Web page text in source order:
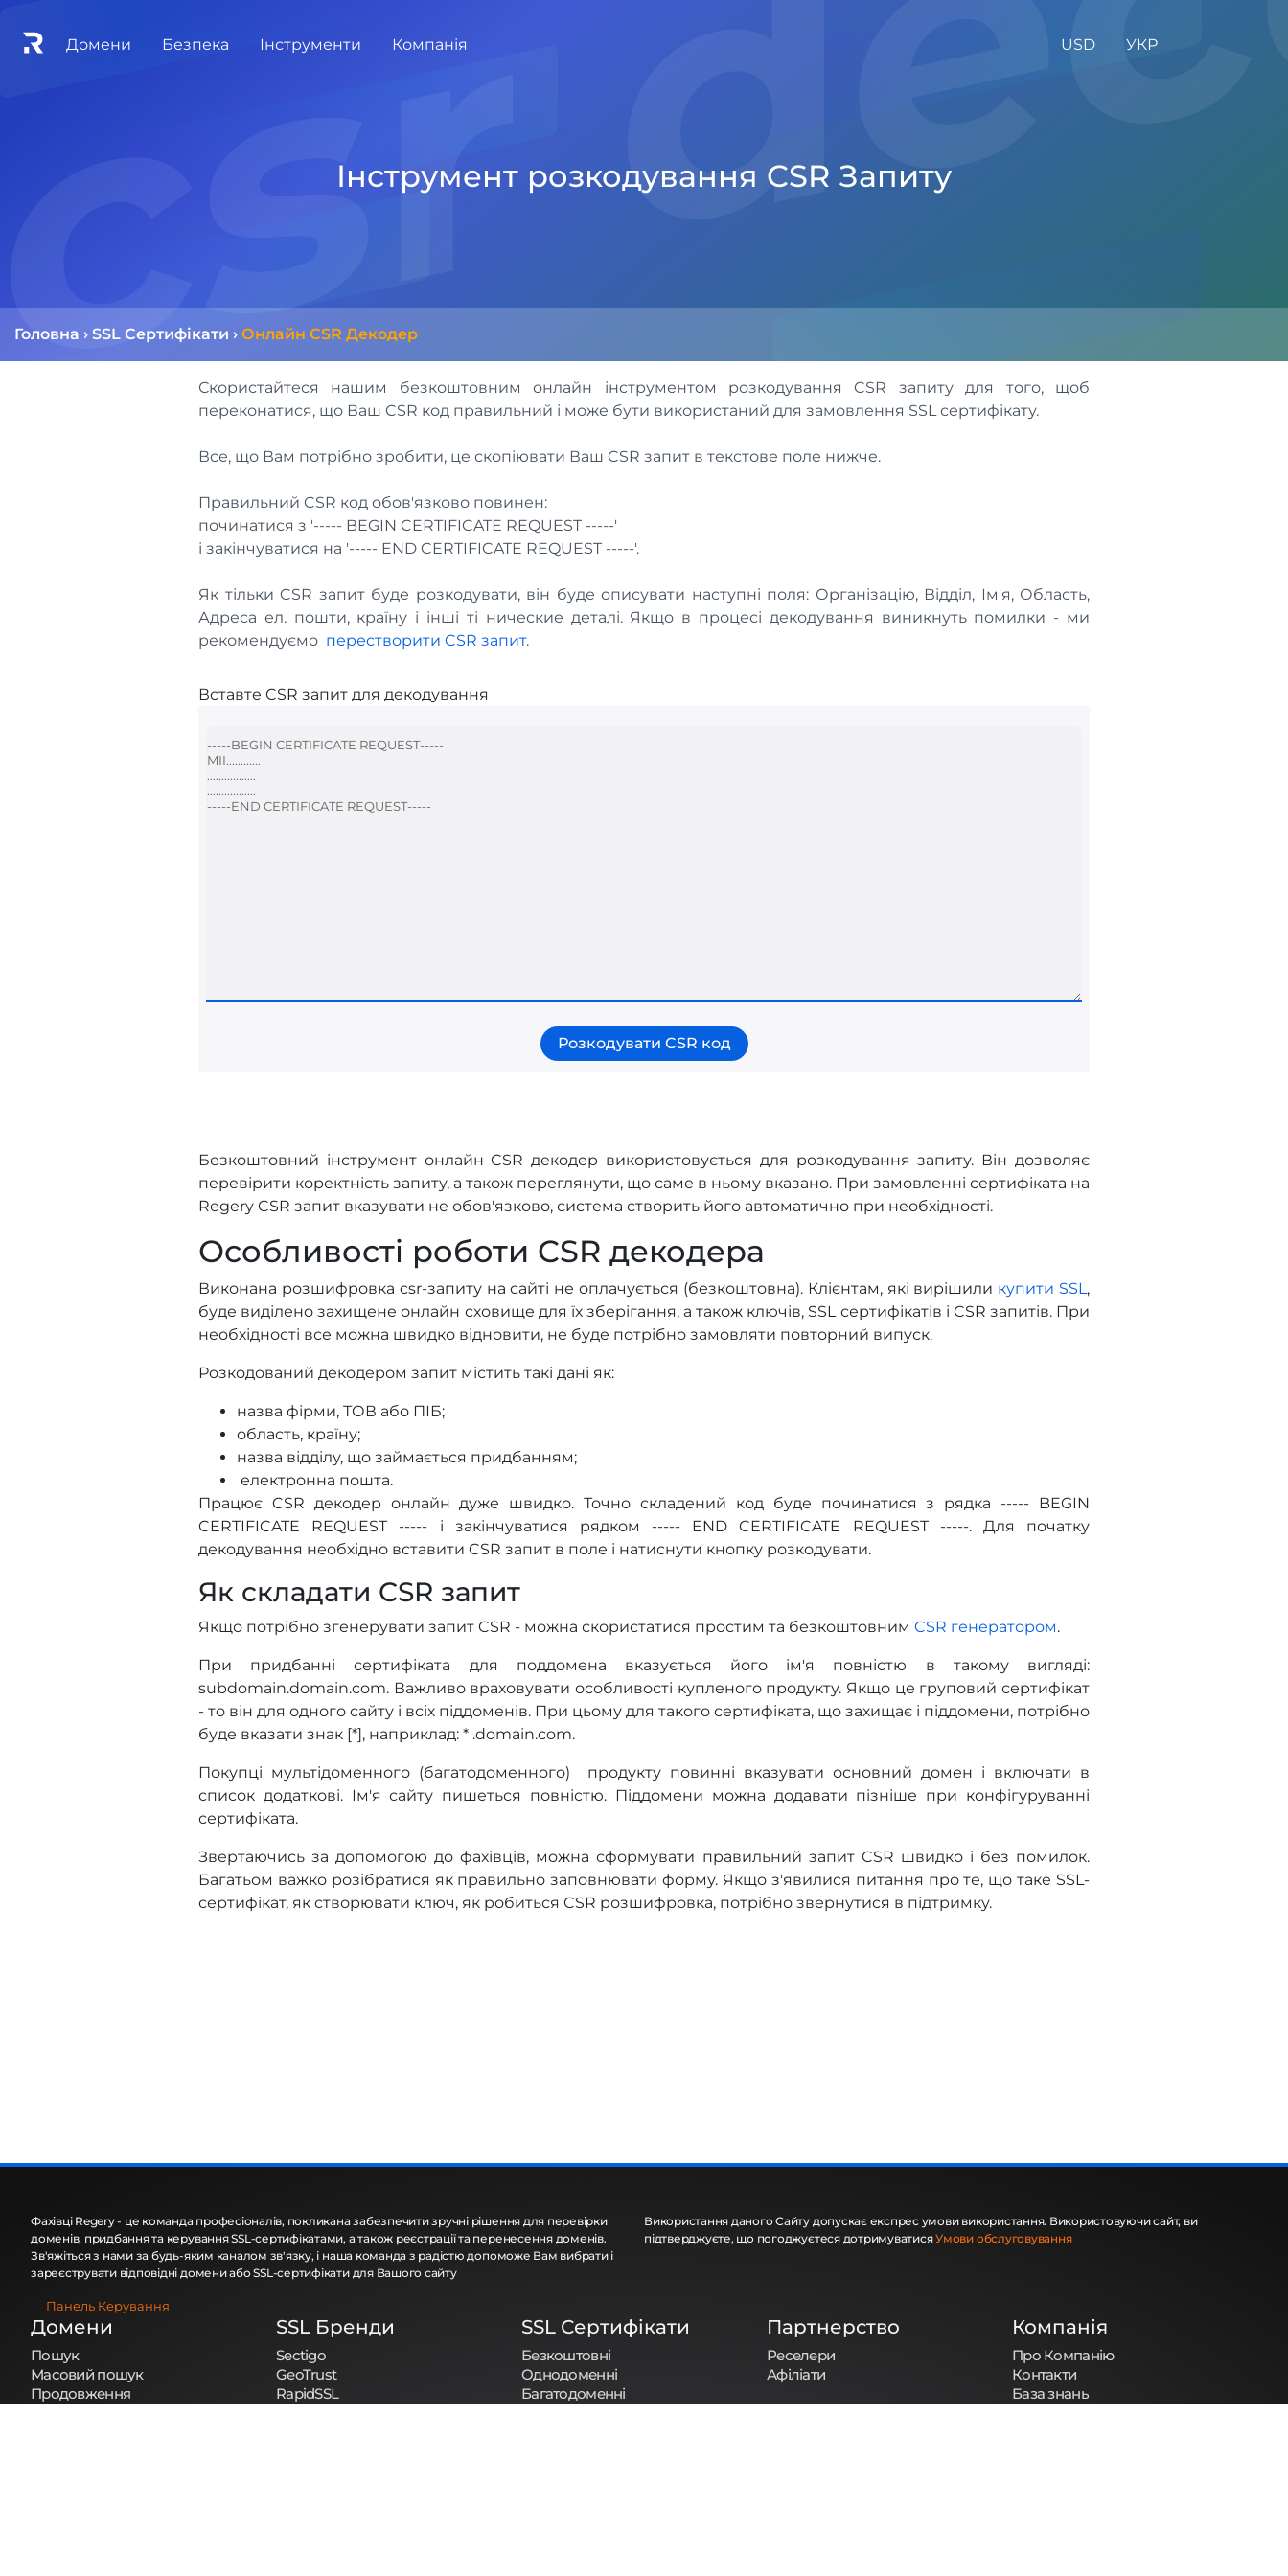
Домени Безпека Інструменти Компанія USD УКР
Інструмент розкодування CSR Запиту
Головна › SSL Сертифікати › Онлайн CSR Декодер
Скористайтеся нашим безкоштовним онлайн інструментом розкодування CSR запиту для того, щоб
переконатися, що Ваш CSR код правильний і може бути використаний для замовлення SSL сертифікату.
Все, що Вам потрібно зробити, це скопіювати Ваш CSR запит в текстове поле нижче.
Правильний CSR код обов'язково повинен:
починатися з '----- BEGIN CERTIFICATE REQUEST -----'
і закінчуватися на '----- END CERTIFICATE REQUEST -----'.
Як тільки CSR запит буде розкодувати, він буде описувати наступні поля: Організацію, Відділ, Ім'я, Область,
Адреса ел. пошти, країну і інші ті нические деталі. Якщо в процесі декодування виникнуть помилки - ми
рекомендуємо перестворити CSR запит.
Вставте CSR запит для декодування
Розкодувати CSR код
Безкоштовний інструмент онлайн CSR декодер використовується для розкодування запиту. Він дозволяє
перевірити коректність запиту, а також переглянути, що саме в ньому вказано. При замовленні сертифіката на
Regery CSR запит вказувати не обов'язково, система створить його автоматично при необхідності.
Особливості роботи CSR декодера
Виконана розшифровка csr-запиту на сайті не оплачується (безкоштовна). Клієнтам, які вирішили купити SSL,
буде виділено захищене онлайн сховище для їх зберігання, а також ключів, SSL сертифікатів і CSR запитів. При
необхідності все можна швидко відновити, не буде потрібно замовляти повторний випуск.
Розкодований декодером запит містить такі дані як:
назва фірми, ТОВ або ПІБ;
область, країну;
назва відділу, що займається придбанням;
електронна пошта.
Працює CSR декодер онлайн дуже швидко. Точно складений код буде починатися з рядка ----- BEGIN
CERTIFICATE REQUEST ----- і закінчуватися рядком ----- END CERTIFICATE REQUEST -----. Для початку
декодування необхідно вставити CSR запит в поле і натиснути кнопку розкодувати.
Як складати CSR запит
Якщо потрібно згенерувати запит CSR - можна скористатися простим та безкоштовним CSR генератором.
При придбанні сертифіката для поддомена вказується його ім'я повністю в такому вигляді:
subdomain.domain.com. Важливо враховувати особливості купленого продукту. Якщо це груповий сертифікат
- то він для одного сайту і всіх піддоменів. При цьому для такого сертифіката, що захищає і піддомени, потрібно
буде вказати знак [*], наприклад: * .domain.com.
Покупці мультідоменного (багатодоменного) продукту повинні вказувати основний домен і включати в
список додаткові. Ім'я сайту пишеться повністю. Піддомени можна додавати пізніше при конфігуруванні
сертифіката.
Звертаючись за допомогою до фахівців, можна сформувати правильний запит CSR швидко і без помилок.
Багатьом важко розібратися як правильно заповнювати форму. Якщо з'явилися питання про те, що таке SSL-
сертифікат, як створювати ключ, як робиться CSR розшифровка, потрібно звернутися в підтримку.
Фахівці Regery - це команда професіоналів, покликана забезпечити зручні рішення для перевірки
доменів, придбання та керування SSL-сертифікатами, а також реєстрації та перенесення доменів.
Зв'яжіться з нами за будь-яким каналом зв'язку, і наша команда з радістю допоможе Вам вибрати і
зареєструвати відповідні домени або SSL-сертифікати для Вашого сайту
Панель Керування
Використання даного Сайту допускає експрес умови використання. Використовуючи сайт, ви
підтверджуєте, що погоджуєтеся дотримуватисяУмови обслуговування
Домени
Пошук
Масовий пошук
Продовження
SSL Бренди
Sectigo
GeoTrust
RapidSSL
SSL Сертифікати
Безкоштовні
Однодоменні
Багатодоменні
Партнерство
Реселери
Афіліати
Компанія
Про Компанію
Контакти
База знань